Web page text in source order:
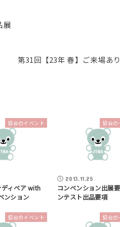
展
第31回【23年 春】ご来場あ
協会のイベント
ィベア with
ンション
協会の
2013.11.25
コンベンション出展
ンテスト出品要項
協会のイベント 協会の